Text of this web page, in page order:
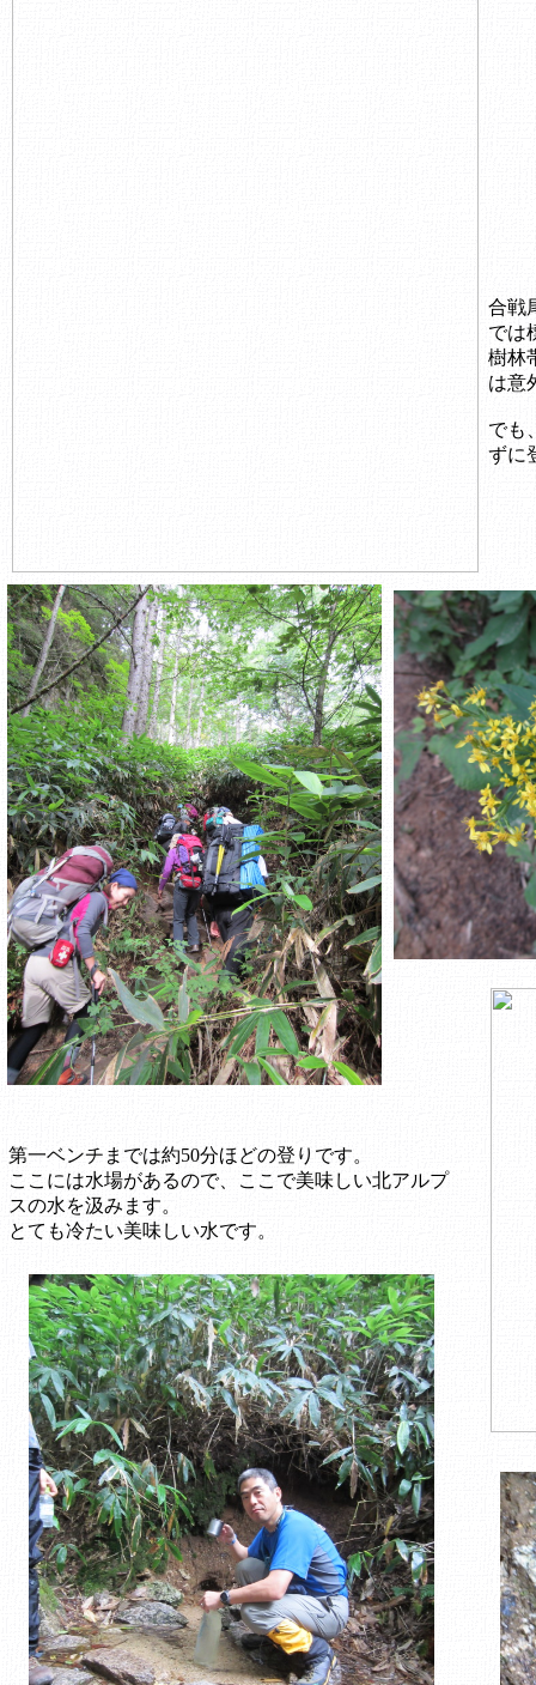
第一ベンチまでは約50分ほどの登りです。
ここには水場があるので、ここで美味しい北アルプ
スの水を汲みます。
とても冷たい美味しい水です。
合戦
では
樹林
は意
でも
ずに